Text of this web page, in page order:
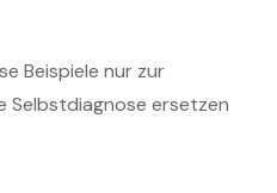
Beispiele nur zur
Selbstdiagnose ersetzen